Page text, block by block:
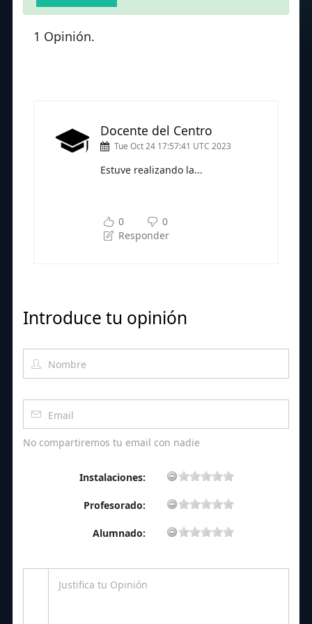
1 Opinión.
Docente del Centro
Tue Oct 24 17:57:41 UTC 2023
Estuve realizando la...
0
0
Responder
Introduce tu opinión
No compartiremos tu email con nadie
Instalaciones:
Profesorado:
Alumnado: